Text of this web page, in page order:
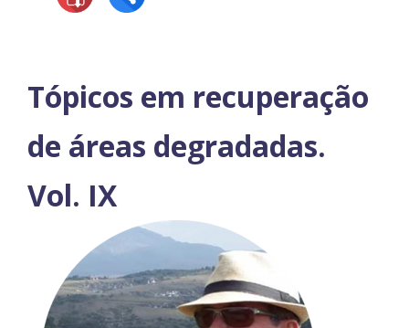
Tópicos em recuperação
de áreas degradadas.
Vol. IX